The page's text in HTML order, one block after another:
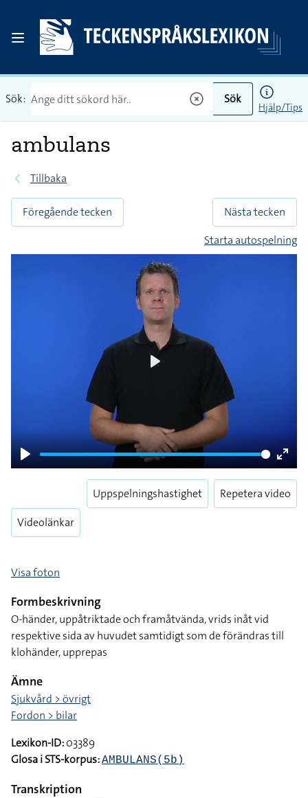
Sök: Sök
Hjälp/Tips
ambulans
Tillbaka
Föregående tecken
Nästa tecken
Starta autospelning
Play
Enter
Videolänkar
Uppspelningshastighet Repetera video
Visa foton
Formbeskrivning
O-händer, uppåtriktade och framåtvända, vrids inåt vid
respektive sida av huvudet samtidigt som de förändras till
klohänder, upprepas
Ämne
Sjukvård > övrigt
Fordon > bilar
Lexikon-ID:03389
Glosa i STS-korpus:AMBULANS(5b)
Transkription